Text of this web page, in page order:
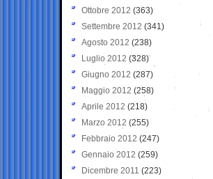
Ottobre 2012 (363)
Settembre 2012 (341)
Agosto 2012 (238)
Luglio 2012 (328)
Giugno 2012 (287)
Maggio 2012 (258)
Aprile 2012 (218)
Marzo 2012 (255)
Febbraio 2012 (247)
Gennaio 2012 (259)
Dicembre 2011 (223)